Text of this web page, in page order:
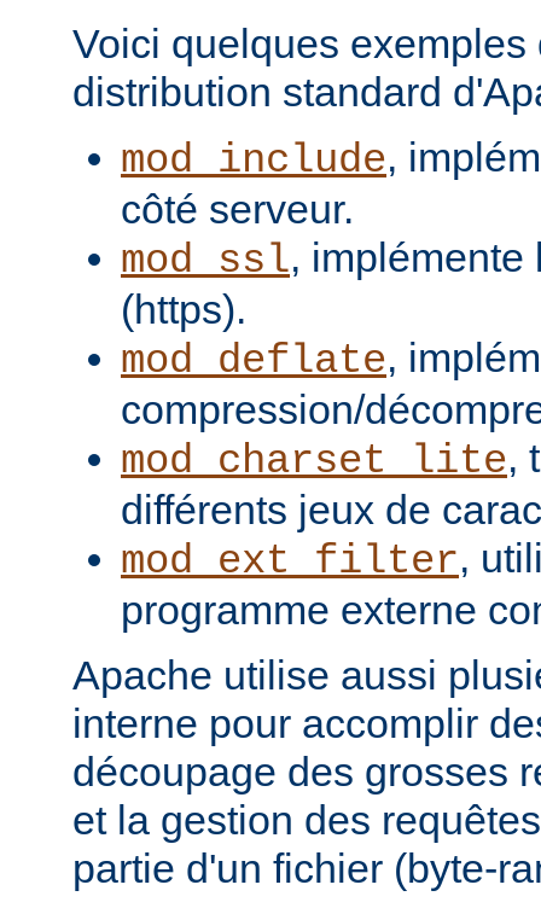
Voici quelques
distribution standard
mod_include,
côté serveur.
mod_ssl, implémente
(https).
mod_deflate,
compression/
mod_charset_lite,
différents jeux de
mod_ext_filter,
programme externe
Apache utilise aussi
interne pour accomplir
découpage des grosses
et la gestion des
partie d'un fichier (byte-